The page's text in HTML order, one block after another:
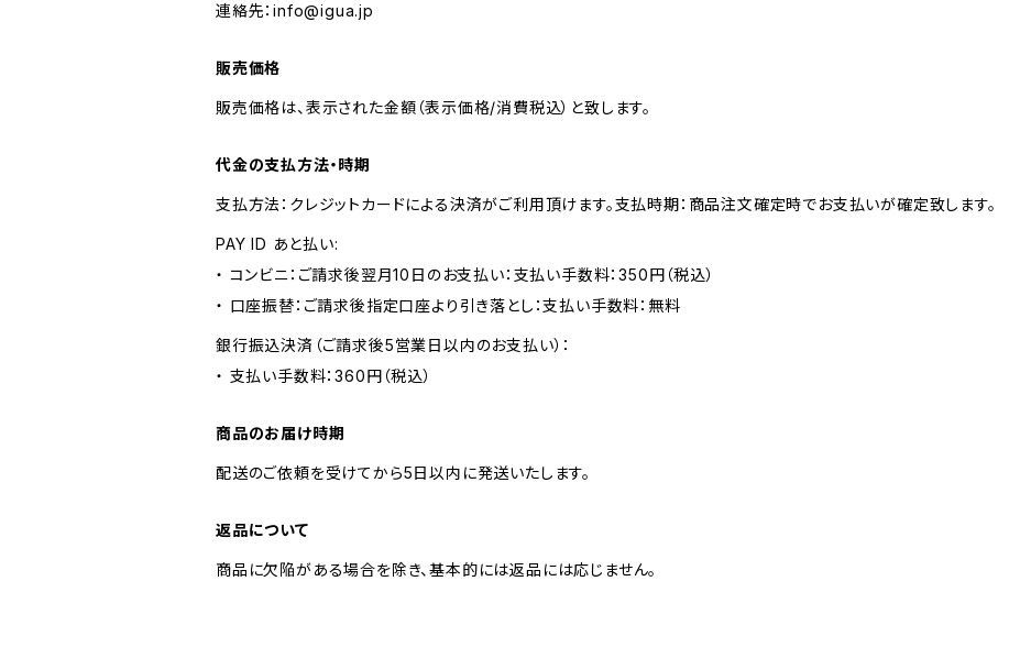
連絡先：info@igua.jp
販売価格
販売価格は、表示された金額（表示価格/消費税込）と致します。
代金の支払方法・時期
支払方法：クレジットカードによる決済がご利用頂けます。支払時期：商品注文確定時でお支払いが確定致します。
PAY ID あと払い:
・ コンビニ：ご請求後翌月10日のお支払い：支払い手数料：350円（税込）
・ 口座振替：ご請求後指定口座より引き落とし：支払い手数料：無料
銀行振込決済（ご請求後5営業日以内のお支払い）：
・ 支払い手数料：360円（税込）
商品のお届け時期
配送のご依頼を受けてから5日以内に発送いたします。
返品について
商品に欠陥がある場合を除き、基本的には返品には応じません。